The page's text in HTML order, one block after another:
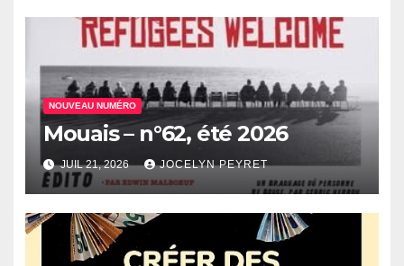
NOUVEAU NUMÉRO
Mouais – n°62, été 2026
JUIL 21, 2026 JOCELYN PEYRET